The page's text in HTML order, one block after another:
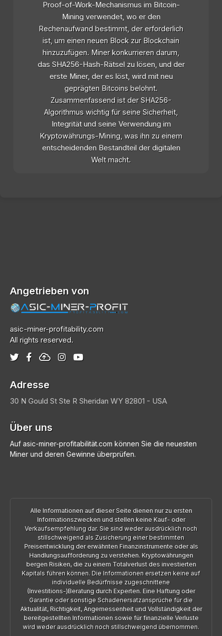
Proof-of-Work-Mechanismus im Bitcoin-
Mining verwendet, wo er den
Rechenaufwand bestimmt, der erforderlich
ist, um einen neuen Block zur Blockchain
hinzuzufügen. Miner konkurrieren darum,
das SHA256-Hash-Rätsel zu lösen, und der
erste Miner, der es löst, wird mit neu
geprägten Bitcoins belohnt.
Zusammenfassend ist der SHA256-
Algorithmus wichtig für seine Sicherheit,
Integrität und seine Verwendung im
Kryptowährungs-Mining, was ihn zu einem
entscheidenden Bestandteil der digitalen
Welt macht.
Angetrieben von
asic-miner-profitability.com
All rights reserved.
Adresse
30 N Gould St Ste R Sheridan WY 82801 - USA
Über uns
Auf asic-miner-profitabilität.com können Sie die neuesten
Miner und deren Gewinne überprüfen.
Alle Informationen auf dieser Seite dienen nur zu ersten
Informationszwecken und stellen keine Kauf- oder
Verkaufsempfehlung dar. Sie sind weder ausdrücklich noch
stillschweigend als Zusicherung einer bestimmten
Preisentwicklung der erwähnten Finanzinstrumente oder als
Handlungsaufforderung zu verstehen. Kryptowährungen
bergen Risiken, die zu einem Totalverlust des investierten
Kapitals führen können. Die Informationen ersetzen keine auf
individuelle Bedürfnisse zugeschnittene
(Investitions-)Beratung durch Experten. Eine Haftung oder
Garantie oder sonstige Schadenersatzansprüche für die
Aktualität, Richtigkeit, Angemessenheit und Vollständigkeit der
bereitgestellten Informationen sowie für finanzielle Verluste
wird weder ausdrücklich noch stillschweigend übernommen.